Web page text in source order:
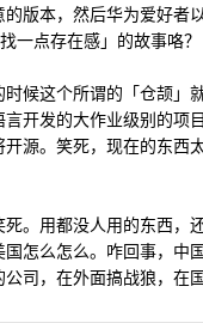
版本，然后华为爱好者
一点存在感」的故事咯？
候这个所谓的「仓颉」
开发的大作业级别的项
源。笑死，现在的东西
。用都没人用的东西，
怎么怎么。咋回事，中
司，在外面搞战狼，在